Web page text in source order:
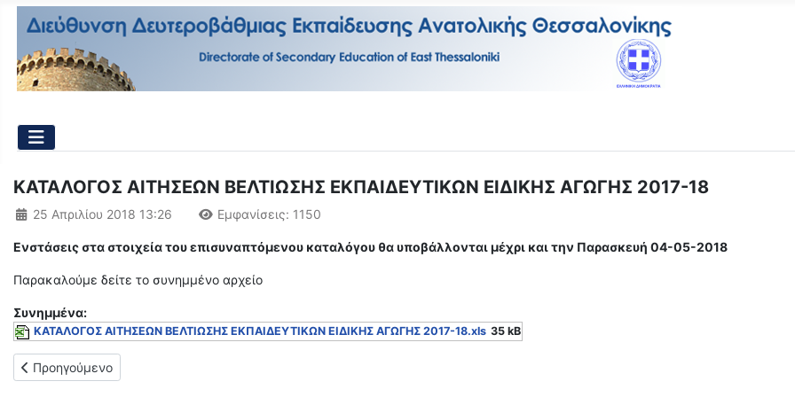
ΚΑΤΑΛΟΓΟΣ ΑΙΤΗΣΕΩΝ ΒΕΛΤΙΩΣΗΣ ΕΚΠΑΙΔΕΥΤΙΚΩΝ ΕΙΔΙΚΗΣ ΑΓΩΓΗΣ 2017-18
Λεπτομέρειες
25 Απριλίου 2018 13:26 Εμφανίσεις: 1150
Ενστάσεις στα στοιχεία του επισυναπτόμενου καταλόγου θα υποβάλλονται μέχρι και την Παρασκευή 04-05-2018
Παρακαλούμε δείτε το συνημμένο αρχείο
Συνημμένα:
ΚΑΤΑΛΟΓΟΣ ΑΙΤΗΣΕΩΝ ΒΕΛΤΙΩΣΗΣ ΕΚΠΑΙΔΕΥΤΙΚΩΝ ΕΙΔΙΚΗΣ ΑΓΩΓΗΣ 2017-18.xls 35 kB
Προηγούμενο άρθρο: Έγκριση 2ης συμπλήρωσης – τροποποίησης απόφασης ανάθεσης διοικητικού έργου σε εκπαιδευτικούς
Προηγούμενο